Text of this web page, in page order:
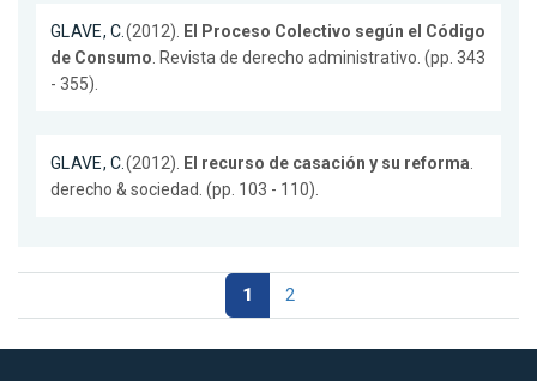
GLAVE, C.(2012). El Proceso Colectivo según el Código
de Consumo. Revista de derecho administrativo. (pp. 343
- 355).
GLAVE, C.(2012). El recurso de casación y su reforma.
derecho & sociedad. (pp. 103 - 110).
1 2